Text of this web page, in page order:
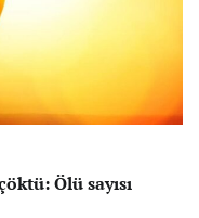
Ölü sayısı